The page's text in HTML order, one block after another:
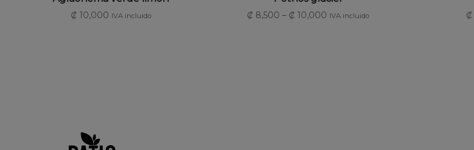
₡ 10,000 IVA incluido ₡ 8,500 – ₡ 10,000 IVA incluido ₡